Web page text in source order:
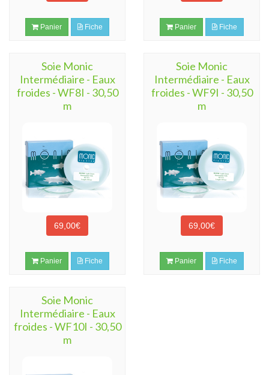
Panier Fiche Panier Fiche
Soie Monic
Intermédiaire - Eaux
froides - WF8I - 30,50
m
69,00€
Panier Fiche
Soie Monic
Intermédiaire - Eaux
froides - WF9I - 30,50
m
69,00€
Panier Fiche
Soie Monic
Intermédiaire - Eaux
froides - WF10I - 30,50
m